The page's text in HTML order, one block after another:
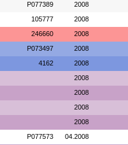
P077389 2008
105777 2008
246660 2008
P073497 2008
4162 2008
2008
2008
2008
2008
P077573 04.2008